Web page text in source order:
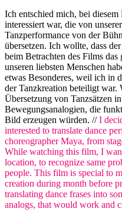
Ich entschied mich, bei
interessiert war, die von
Tanzperformance von der
übersetzen. Ich wollte, dass
beim Betrachten des Films
unseren liebsten Menschen
etwas Besonderes, weil ich in
der Tanzkreation beteiligt war.
Übersetzung von Tanzsätzen
Bewegungsanalogien, die
Bild erzeugen würden. //I
interested to translate dance
choreographer Maya, from
While watching this film, I
location, to recognize same
people. This film is special to
creation during month before
translating dance frases into
analogs, that would work and